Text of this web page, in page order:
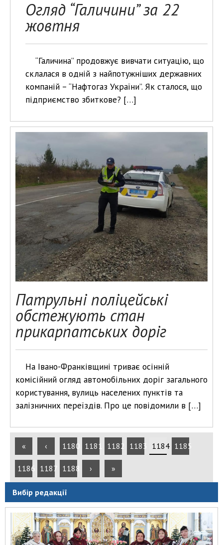
Огляд “Галичини” за 22
жовтня
“Галичина” продовжує вивчати ситуацію, що
склалася в одній з найпотужніших державних
компаній – “Нафтогаз України”. Як сталося, що
підприємство збиткове? […]
Патрульні поліцейські
обстежують стан
прикарпатських доріг
На Івано-Франківщині триває осінній
комісійний огляд автомобільних доріг загального
користування, вулиць населених пунктів та
залізничних переїздів. Про це повідомили в […]
« ‹ 1180 1181 1182 1183 1184 1185
1186 1187 1188 › »
Вибір редакції